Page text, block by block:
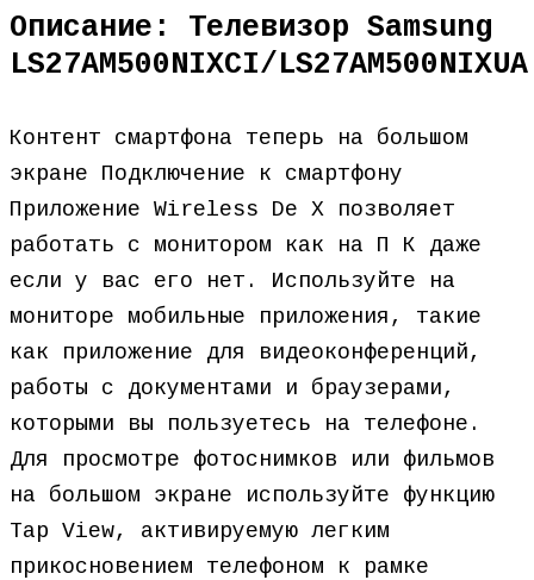
Описание: Телевизор Samsung
LS27AM500NIXCI/LS27AM500NIXUA
Контент смартфона теперь на большом
экране Подключение к смартфону
Приложение Wireless De X позволяет
работать с монитором как на П К даже
если у вас его нет. Используйте на
мониторе мобильные приложения, такие
как приложение для видеоконференций,
работы с документами и браузерами,
которыми вы пользуетесь на телефоне.
Для просмотре фотоснимков или фильмов
на большом экране используйте функцию
Tap View, активируемую легким
прикосновением телефоном к рамке